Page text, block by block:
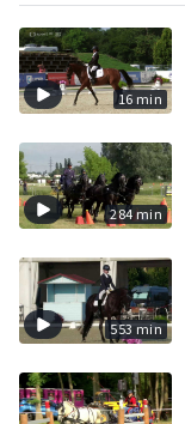
16 min
284 min
553 min